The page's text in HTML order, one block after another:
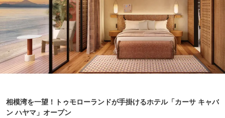
相模湾を一望！トゥモローランドが手掛けるホテル「カーサ キャバ
ン ハヤマ」オープン